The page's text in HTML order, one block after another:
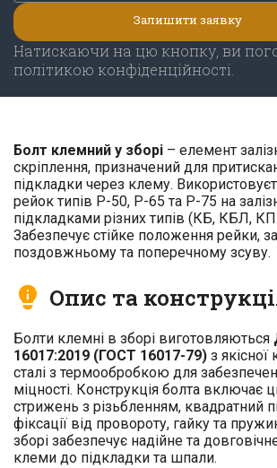
Натискаючи на цю кнопку, ви
політикою конфіденційності.
Болт клемний у зборі – елемент
скріплення, призначений для
підкладки через клему.
рейок типів Р-50, Р-65 та Р-75 на
підкладками різних типів (КБ, КБЛ, КП
Забезпечує стійке положення рейки,
поздовжньому та поперечному зсуву.
Опис та
Болти клемні в зборі виготовляються
16017:2019 (ГОСТ 16017-79) з якісної
сталі з термообробкою для
міцності. Конструкція болта включає
стрижень з різьбленням, квадратний
фіксації від провороту, гайку та
зборі забезпечує надійне та
клеми до підкладки та шпали.